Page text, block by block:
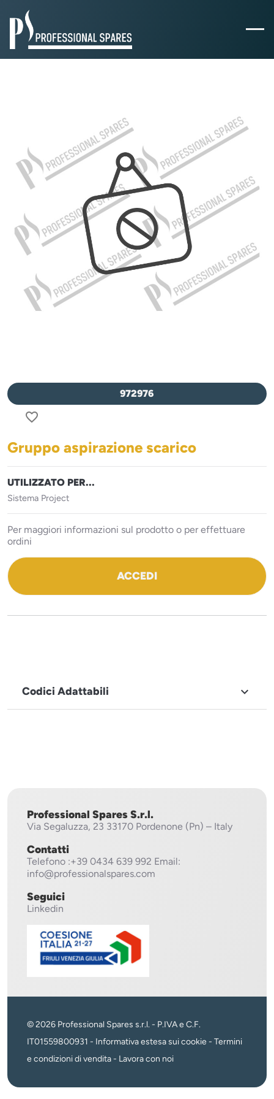
972976
favorite_border
Gruppo aspirazione scarico
UTILIZZATO PER...
Sistema Project
Per maggiori informazioni sul prodotto o per effettuare
ordini
ACCEDI
Codici Adattabili 
Professional Spares S.r.l.
Via Segaluzza, 23 33170 Pordenone (Pn) – Italy
Contatti
Telefono :+39 0434 639 992 Email:
info@professionalspares.com
Seguici
Linkedin
© 2026 Professional Spares s.r.l. - P.IVA e C.F.
IT01559800931 - Informativa estesa sui cookie - Termini
e condizioni di vendita- Lavora con noi